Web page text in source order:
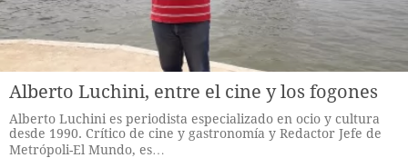
Alberto Luchini, entre el cine y los fogones
Alberto Luchini es periodista especializado en ocio y cultura
desde 1990. Crítico de cine y gastronomía y Redactor Jefe de
Metrópoli-El Mundo, es…